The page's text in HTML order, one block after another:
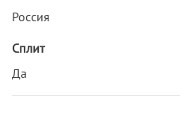
Россия
Сплит
Да